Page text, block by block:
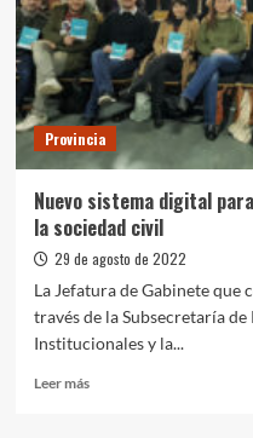
junto
a
los
jardines
de
Infantes
Provincia
Nuevo sistema digital
la sociedad civil
29 de agosto de 2022
La Jefatura de Gabinete
través de la Subsecretaría
Institucionales y la...
Leer másLeer